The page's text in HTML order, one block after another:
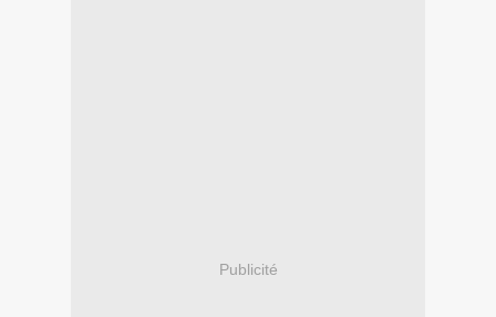
Publicité